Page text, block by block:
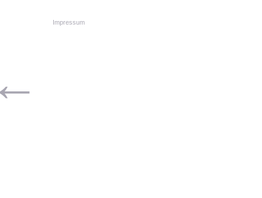
Impressum